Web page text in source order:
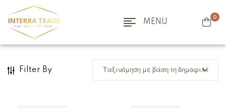
MENU
0
Filter By